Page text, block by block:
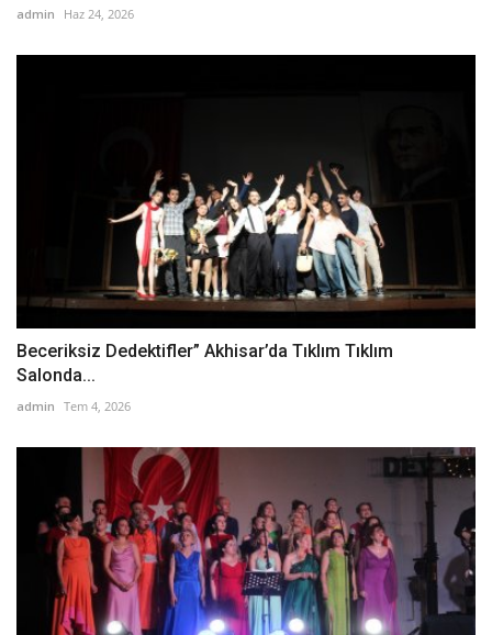
admin Haz 24, 2026
Beceriksiz Dedektifler” Akhisar’da Tıklım Tıklım
Salonda...
admin Tem 4, 2026